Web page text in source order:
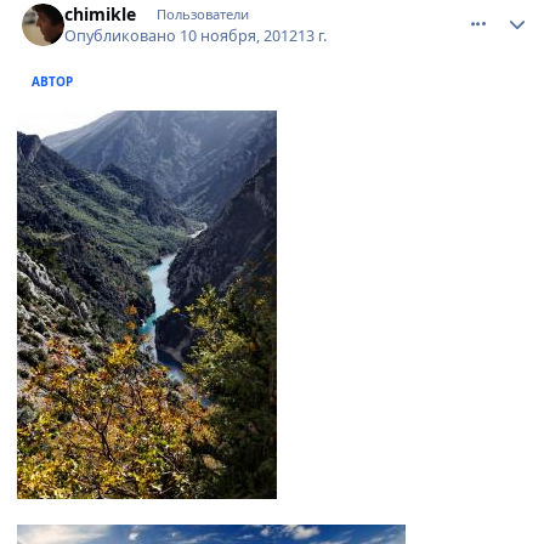
chimikle Пользователи
Опубликовано 10 ноября, 201213 г.
АВТОР